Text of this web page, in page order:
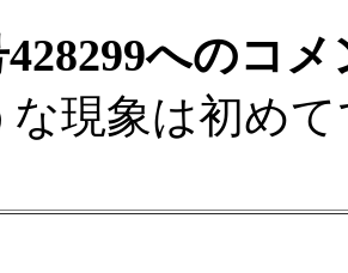
へのコメ
な現象は初め